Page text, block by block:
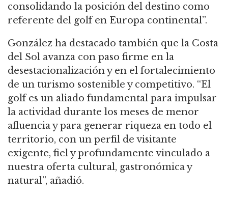
consolidando la posición del destino como
referente del golf en Europa continental”.
González ha destacado también que la Costa
del Sol avanza con paso firme en la
desestacionalización y en el fortalecimiento
de un turismo sostenible y competitivo. “El
golf es un aliado fundamental para impulsar
la actividad durante los meses de menor
afluencia y para generar riqueza en todo el
territorio, con un perfil de visitante
exigente, fiel y profundamente vinculado a
nuestra oferta cultural, gastronómica y
natural”, añadió.